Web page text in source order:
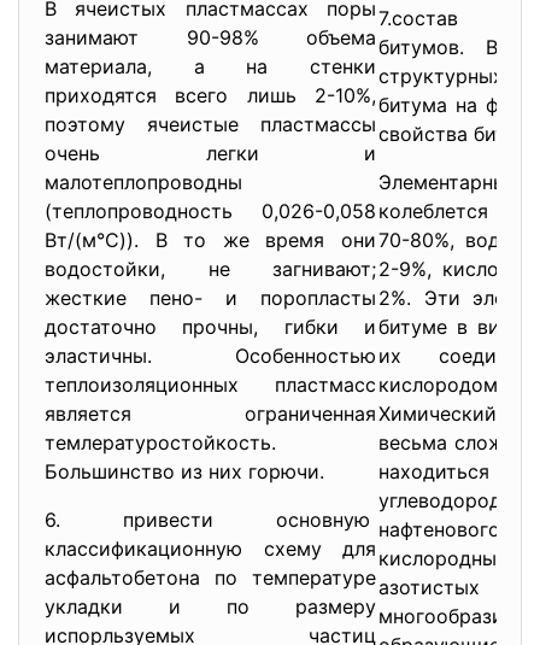
В ячеистых пластмассах поры
занимают 90-98% объема
материала, а на стенки
приходятся всего лишь 2-10%,
поэтому ячеистые пластмассы
очень легки и
малотеплопроводны
(теплопроводность 0,026-0,058
Вт/(м°С)). В то же время они
водостойки, не загнивают;
жесткие пено- и поропласты
достаточно прочны, гибки и
эластичны. Особенностью
теплоизоляционных пластмасс
является ограниченная
темлературостойкость.
Большинство из них горючи.
6. привести основную
классификационную схему для
асфальтобетона по температуре
укладки и по размеру
испорльзуемых частиц
7.состав
битумов.
структурных
битума на
свойства
Элементарный
колеблется в
70-80%,
2-9%,
2%. Эти
битуме в виде
их
Химический
весьма сложен.
азотистых